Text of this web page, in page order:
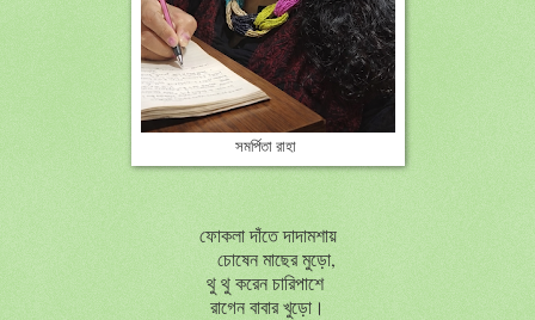
সমর্পিতা রাহা
ফোকলা দাঁতে দাদামশায়
চোষেন মাছের মুড়ো,
থু থু করেন চারিপাশে
রাগেন বাবার খুড়ো।